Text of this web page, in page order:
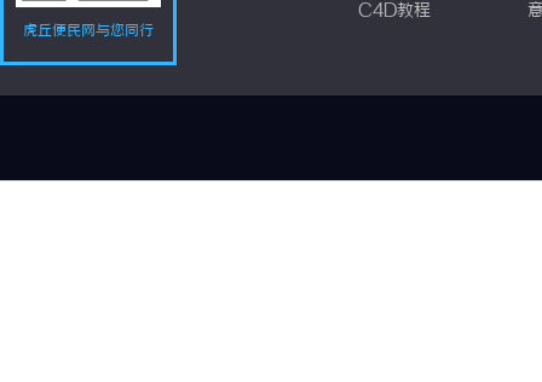
虎丘便民网与您同行
C4D教程